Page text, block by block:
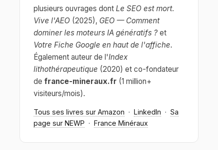
plusieurs ouvrages dont Le SEO est mort.
Vive l'AEO (2025), GEO — Comment
dominer les moteurs IA génératifs ? et
Votre Fiche Google en haut de l'affiche.
Également auteur de l'Index
lithothérapeutique (2020) et co-fondateur
de france-mineraux.fr (1 million+
visiteurs/mois).
Tous ses livres sur Amazon · LinkedIn · Sa
page sur NEWP · France Minéraux